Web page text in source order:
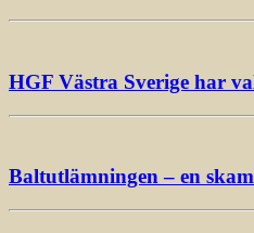
HGF Västra Sverige har
Baltutlämningen – en